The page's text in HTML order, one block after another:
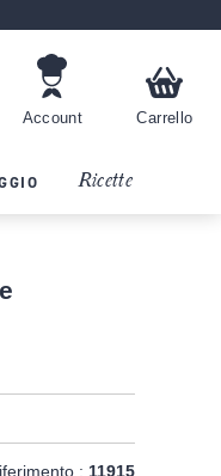
Account Carrello
Ricette
: 11915